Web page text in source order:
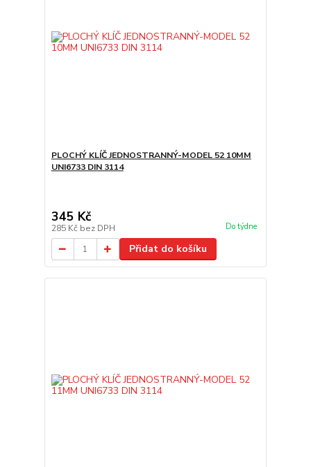
PLOCHÝ KLÍČ JEDNOSTRANNÝ-MODEL 52 10MM
UNI6733 DIN 3114
345 Kč
285 Kč bez DPH Do týdne
Přidat do košíku